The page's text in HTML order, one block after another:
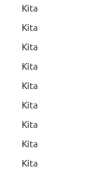
Kita
Kita
Kita
Kita
Kita
Kita
Kita
Kita
Kita